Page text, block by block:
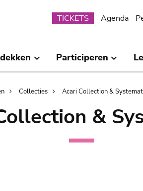
Submenu
TICKETS Agenda
Participeren
Collecties Acari Collection &
&